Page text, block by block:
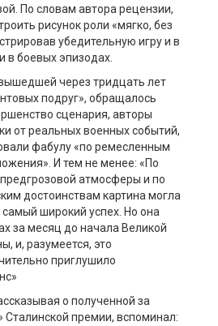
По словам автора рецензии,
рисунок роли «мягко, без
убедительную игру и в
в боевых эпизодах.
через тридцать лет
подруг», обращалось
сценария, авторы
от реальных военных событий,
фабулу «по ремесленным
И тем не менее: «По
атмосферы и по
достоинствам картина могла
широкий успех. Но она
за месяц до начала Великой
и, разумеется, это
приглушило
о полученной за
Сталинской премии, вспоминал: